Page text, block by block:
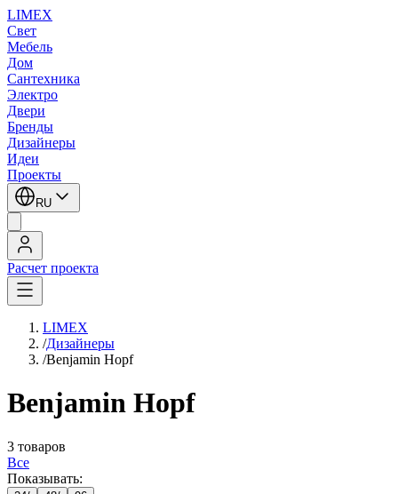
LIMEX
Свет
Мебель
Дом
Сантехника
Электро
Двери
Бренды
Дизайнеры
Идеи
Проекты
RU
Расчет проекта
LIMEX
/Дизайнеры
/Benjamin Hopf
Benjamin Hopf
3 товаров
Все
Показывать: